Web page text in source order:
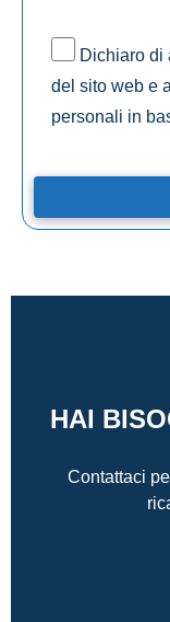
Dichiaro di
del sito web e
personali in
HAI
Contattaci